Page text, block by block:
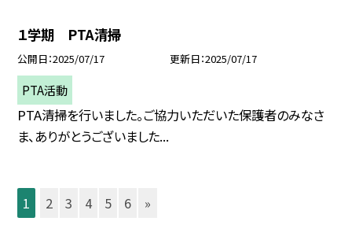
１学期 PTA清掃
公開日 2025/07/17 更新日 2025/07/17
PTA活動
PTA清掃を行いました。ご協力いただいた保護者のみなさ
ま、ありがとうございました...
1 2 3 4 5 6 »